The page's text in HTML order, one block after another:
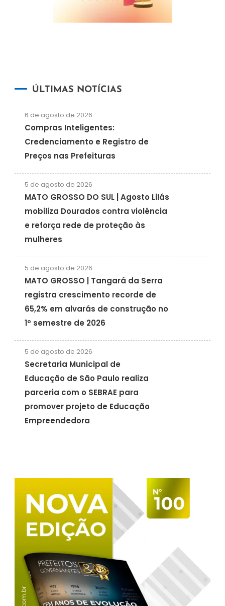
ÚLTIMAS NOTÍCIAS
6 de agosto de 2026
Compras Inteligentes:
Credenciamento e Registro de
Preços nas Prefeituras
5 de agosto de 2026
MATO GROSSO DO SUL | Agosto Lilás
mobiliza Dourados contra violência
e reforça rede de proteção às
mulheres
5 de agosto de 2026
MATO GROSSO | Tangará da Serra
registra crescimento recorde de
65,2% em alvarás de construção no
1º semestre de 2026
5 de agosto de 2026
Secretaria Municipal de
Educação de São Paulo realiza
parceria com o SEBRAE para
promover projeto de Educação
Empreendedora